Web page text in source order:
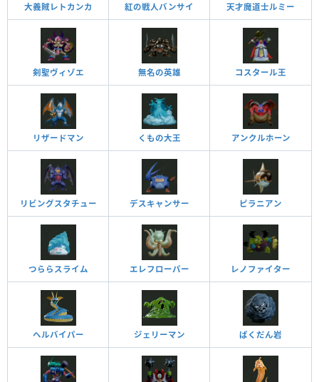
大義賊レトカンカ 紅の戦人バンサイ 天才魔道士ルミー
剣聖ヴィゾエ 無名の英雄 コスタール王
リザードマン くもの大王 アンクルホーン
リビングスタチュー デスキャンサー ピラニアン
つららスライム エレフローパー レノファイター
ヘルバイパー ジェリーマン ばくだん岩